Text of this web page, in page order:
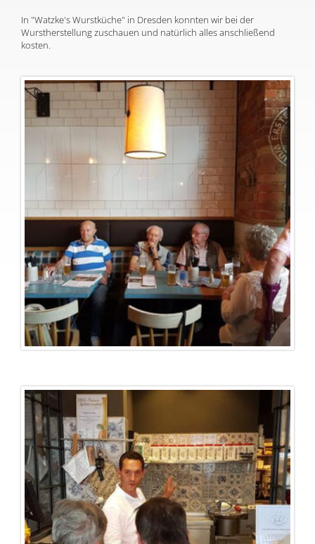
In "Watzke's Wurstküche" in Dresden konnten wir bei der
Wurstherstellung zuschauen und natürlich alles anschließend
kosten.